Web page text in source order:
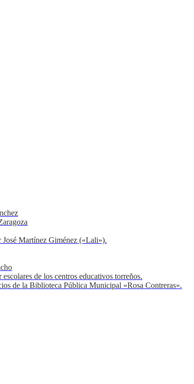
Martínez Giménez («Lali»).
de los centros educativos torreños.
de la Biblioteca Pública Municipal «Rosa Contreras».